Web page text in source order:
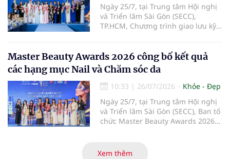
Ngày 25/7, tại Trung tâm Hội nghị
và Triển lãm Sài Gòn (SECC),
TP.HCM, Chương trình giao lưu kỹ
diễn ra với các hoạt động giao lưu
chuyên môn, trình diễn, đánh giá
tay nghề và trao giải cho những thí
sinh có phần thể hiện nổi bật.
Master Beauty Awards 2026 công bố kết quả
các hạng mục Nail và Chăm sóc da
10:33 | 26/07/2026
Khỏe - Đẹp
Ngày 25/7, tại Trung tâm Hội nghị
và Triển lãm Sài Gòn (SECC), Ban tổ
chức Master Beauty Awards 2026
Salon và bộ môn Chăm sóc da.
Xem thêm